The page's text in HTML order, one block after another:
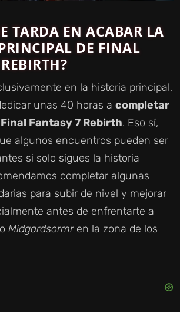
TARDA EN ACABAR LA
DE FINAL
en la historia principal,
unas 40 horas a completar
Fantasy 7 Rebirth. Eso sí,
algunos encuentros pueden ser
si solo sigues la historia
completar algunas
para subir de nivel y mejorar
antes de enfrentarte a
Midgardsormren la zona de los